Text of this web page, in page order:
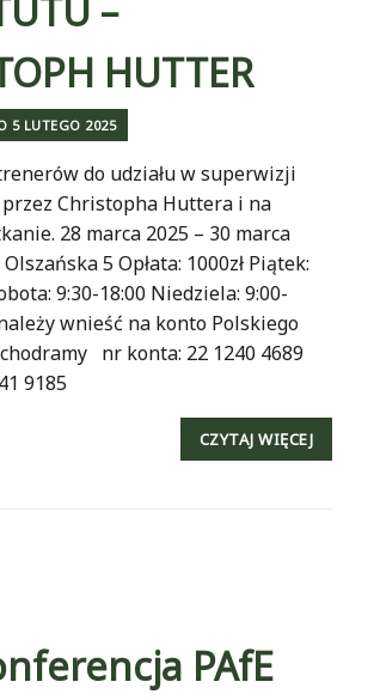
–
HUTTER
5 LUTEGO 2025
do udziału w superwizji
Christopha Huttera i na
28 marca 2025 – 30 marca
5 Opłata: 1000zł Piątek:
9:30-18:00 Niedziela: 9:00-
wnieść na konto Polskiego
nr konta: 22 1240 4689
9185
CZYTAJ WIĘCEJ
PAfE